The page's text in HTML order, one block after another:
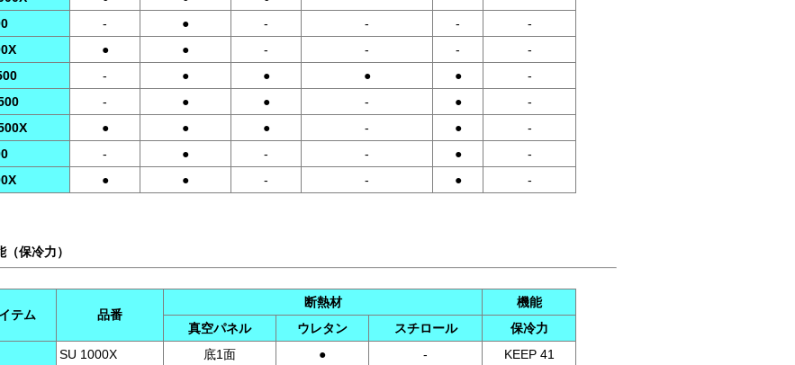
- ● - - -
-
● ● - - -
-
- ● ● ● ●
-
- ● ● - ●
-
● ● ● - ●
-
- ● - - ●
-
● ● - - ● -
保冷力）
テム 品番
断熱材
機能
真空パネル
ウレタン スチロール 保冷力
SU 1000X 底1面 ● -
KEEP 41